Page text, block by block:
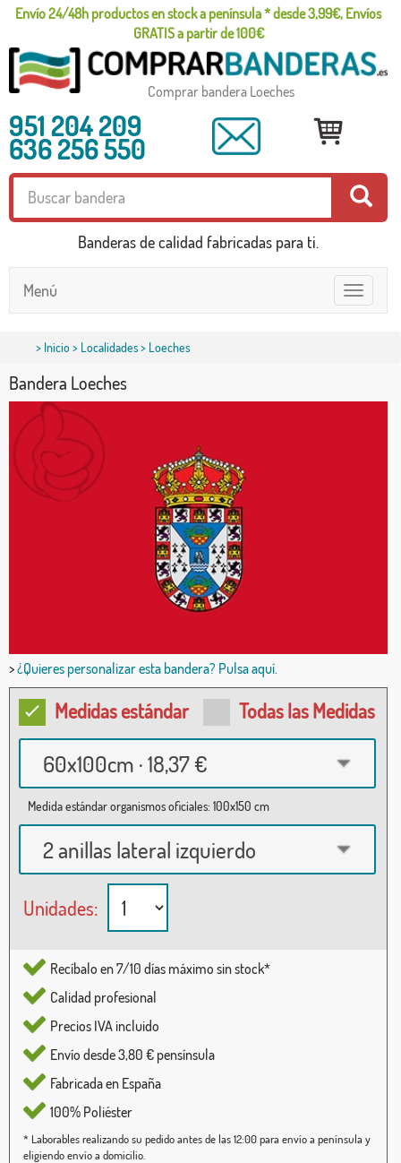
Envío 24/48h productos en stock a península * desde 3,99€, Envíos
GRATIS a partir de 100€
Comprar bandera Loeches
951 204 209
636 256 550
Banderas de calidad fabricadas para ti.
Toggle
navigation
Menú
> Inicio> Localidades> Loeches
Bandera Loeches
>¿Quieres personalizar esta bandera? Pulsa aquí.
Medidas estándar Todas las Medidas
60x100cm · 18,37 €
Medida estándar organismos oficiales: 100x150 cm
2 anillas lateral izquierdo
Unidades:
Recíbalo en 7/10 días máximo sin stock*
Calidad profesional
Precios IVA incluido
Envío desde 3,80 € pensínsula
Fabricada en España
100% Poliéster
* Laborables realizando su pedido antes de las 12:00 para envío a península y
eligiendo envío a domicilio.